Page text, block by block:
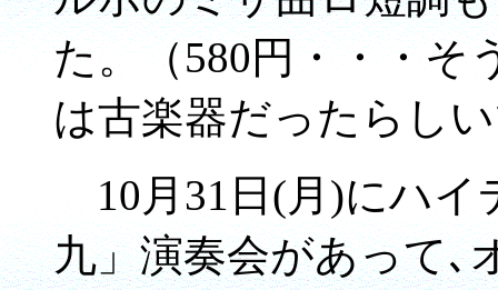
た。（580円・・・そ
は古楽器だったらし
10月31日(月)にハイ
九」演奏会があって､